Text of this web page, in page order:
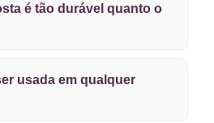
é tão durável quanto o
usada em qualquer